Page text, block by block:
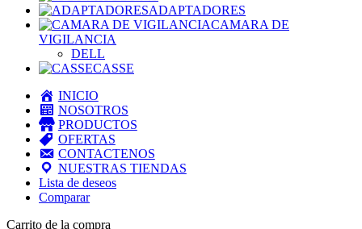
ADAPTADORES
CAMARA DE
VIGILANCIA
DELL
CASSE
INICIO
NOSOTROS
PRODUCTOS
OFERTAS
CONTACTENOS
NUESTRAS TIENDAS
Lista de deseos
Comparar
Carrito de la compra